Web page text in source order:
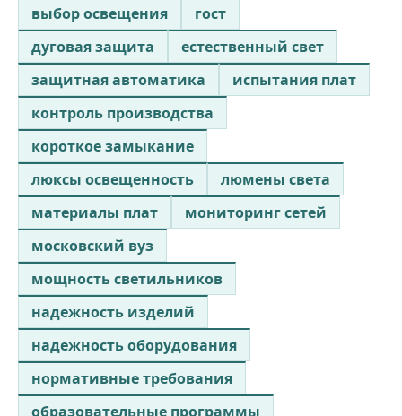
выбор освещения
гост
дуговая защита
естественный свет
защитная автоматика
испытания плат
контроль производства
короткое замыкание
люксы освещенность
люмены света
материалы плат
мониторинг сетей
московский вуз
мощность светильников
надежность изделий
надежность оборудования
нормативные требования
образовательные программы